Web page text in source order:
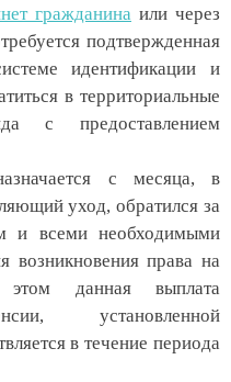
гражданина или через
подтвержденная
идентификации и
в территориальные
с предоставлением
с месяца, в
уход, обратился за
и всеми необходимыми
возникновения права на
данная выплата
установленной
в течение периода